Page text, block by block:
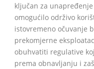
ključan za
omogućilo održivo
istovremeno očuvanje
prekomjerne
obuhvatiti regulative
prema obnavljanju i